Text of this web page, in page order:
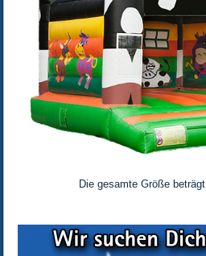
Die gesamte Größe beträgt